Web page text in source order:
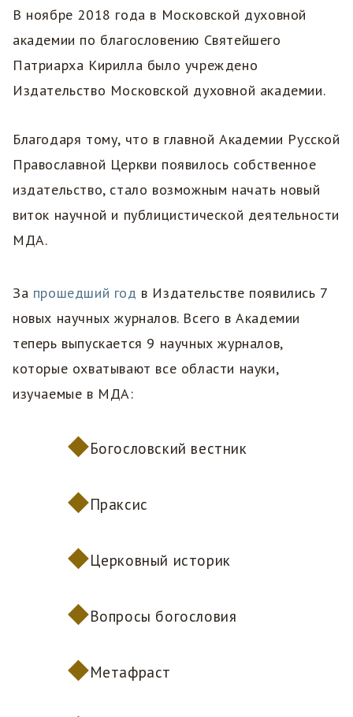
В ноябре 2018 года в Московской духовной
академии по благословению Святейшего
Патриарха Кирилла было учреждено
Издательство Московской духовной академии.
Благодаря тому, что в главной Академии Русской
Православной Церкви появилось собственное
издательство, стало возможным начать новый
виток научной и публицистической деятельности
МДА.
За прошедший год в Издательстве появились 7
новых научных журналов. Всего в Академии
теперь выпускается 9 научных журналов,
которые охватывают все области науки,
изучаемые в МДА:
Богословский вестник
Праксис
Церковный историк
Вопросы богословия
Метафраст